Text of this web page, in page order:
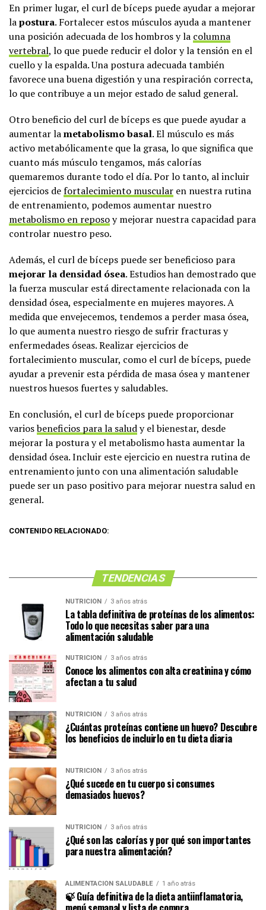
En primer lugar, el curl de bíceps puede ayudar a mejorar
lapostura. Fortalecer estos músculos ayuda a mantener
una posición adecuada de los hombros y la columna
vertebral, lo que puede reducir el dolor y la tensión en el
cuello y la espalda. Una postura adecuada también
favorece una buena digestión y una respiración correcta,
lo que contribuye a un mejor estado de salud general.
Otro beneficio del curl de bíceps es que puede ayudar a
aumentar lametabolismo basal. El músculo es más
activo metabólicamente que la grasa, lo que significa que
cuanto más músculo tengamos, más calorías
quemaremos durante todo el día. Por lo tanto, al incluir
ejercicios defortalecimiento muscular en nuestra rutina
de entrenamiento, podemos aumentar nuestro
metabolismo en reposoy mejorar nuestra capacidad para
controlar nuestro peso.
Además, el curl de bíceps puede ser beneficioso para
mejorar la densidad ósea. Estudios han demostrado que
la fuerza muscular está directamente relacionada con la
densidad ósea, especialmente en mujeres mayores. A
medida que envejecemos, tendemos a perder masa ósea,
lo que aumenta nuestro riesgo de sufrir fracturas y
enfermedades óseas. Realizar ejercicios de
fortalecimiento muscular, como el curl de bíceps, puede
ayudar a prevenir esta pérdida de masa ósea y mantener
nuestros huesos fuertes y saludables.
En conclusión, el curl de bíceps puede proporcionar
variosbeneficios para la saludy el bienestar, desde
mejorar la postura y el metabolismo hasta aumentar la
densidad ósea. Incluir este ejercicio en nuestra rutina de
entrenamiento junto con una alimentación saludable
puede ser un paso positivo para mejorar nuestra salud en
general.
CONTENIDO RELACIONADO:
TENDENCIAS
NUTRICIÓN 3 años atrás
La tabla definitiva de proteínas de los alimentos:
Todo lo que necesitas saber para una
alimentación saludable
NUTRICIÓN 3 años atrás
Conoce los alimentos con alta creatinina y cómo
afectan a tu salud
NUTRICIÓN 3 años atrás
¿Cuántas proteínas contiene un huevo? Descubre
los beneficios de incluirlo en tu dieta diaria
NUTRICIÓN 3 años atrás
¿Qué sucede en tu cuerpo si consumes
demasiados huevos?
NUTRICIÓN 3 años atrás
¿Qué son las calorías y por qué son importantes
para nuestra alimentación?
ALIMENTACIÓN SALUDABLE 1 año atrás
🍃 Guía definitiva de la dieta antiinflamatoria,